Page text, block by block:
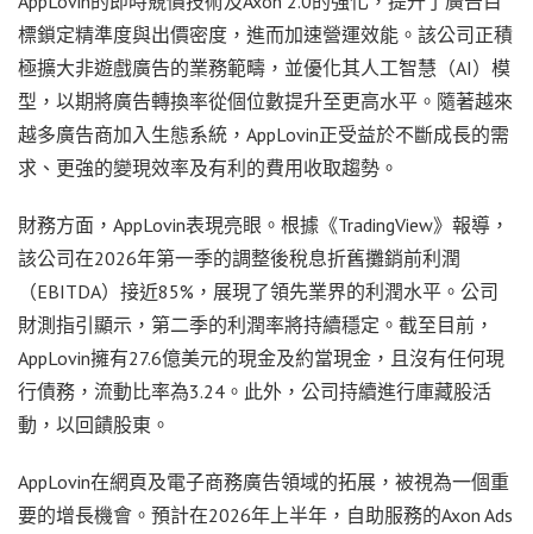
標鎖定精準度與出價密度，進而加速營運效能。該公司正積
極擴大非遊戲廣告的業務範疇，並優化其人工智慧（AI）模
型，以期將廣告轉換率從個位數提升至更高水平。隨著越來
越多廣告商加入生態系統，AppLovin正受益於不斷成長的需
求、更強的變現效率及有利的費用收取趨勢。
財務方面，AppLovin表現亮眼。根據《TradingView》報導，
該公司在2026年第一季的調整後稅息折舊攤銷前利潤
（EBITDA）接近85%，展現了領先業界的利潤水平。公司
財測指引顯示，第二季的利潤率將持續穩定。截至目前，
AppLovin擁有27.6億美元的現金及約當現金，且沒有任何現
行債務，流動比率為3.24。此外，公司持續進行庫藏股活
動，以回饋股東。
AppLovin在網頁及電子商務廣告領域的拓展，被視為一個重
要的增長機會。預計在2026年上半年，自助服務的Axon Ads